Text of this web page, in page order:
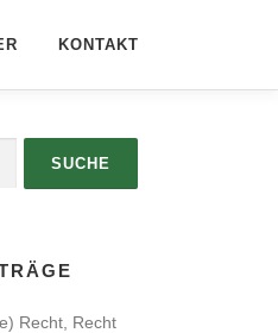
KONTAKT
Recht, Recht